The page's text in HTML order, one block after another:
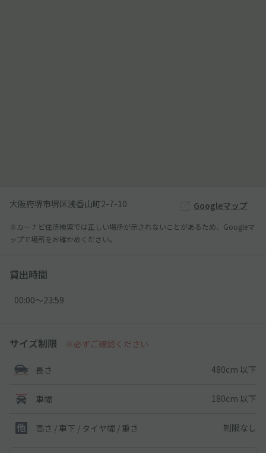
大阪府堺市堺区浅香山町2-7-10 Googleマップ
※カーナビ住所検索では正しい場所が示されないことがあるため、Googleマ
ップで場所をお確かめください。
貸出時間
00:00〜23:59
サイズ制限 ※必ずご確認ください
長さ 480cm 以下
車幅 180cm 以下
高さ / 車下 / タイヤ幅 / 重さ 制限なし